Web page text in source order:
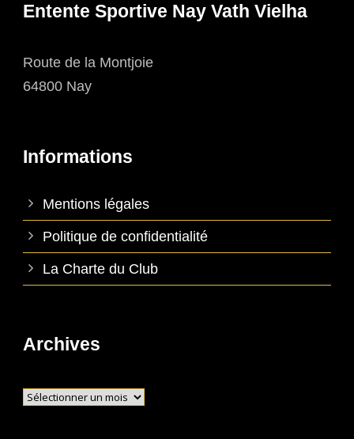
Entente Sportive Nay Vath Vielha
Route de la Montjoie
64800 Nay
Informations
Mentions légales
Politique de confidentialité
La Charte du Club
Archives
Archives